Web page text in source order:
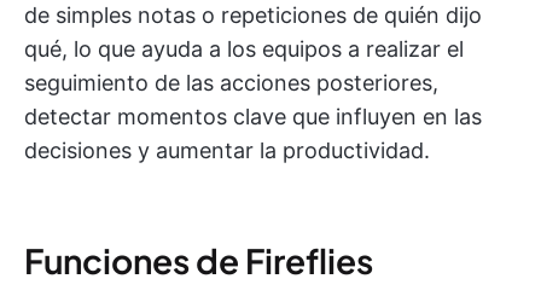
de simples notas o repeticiones de quién dijo
qué, lo que ayuda a los equipos a realizar el
seguimiento de las acciones posteriores,
detectar momentos clave que influyen en las
decisiones y aumentar la productividad.
Funciones de Fireflies